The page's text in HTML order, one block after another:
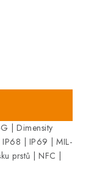
| Dimensity
| IP69 | MIL-
prstů | NFC |